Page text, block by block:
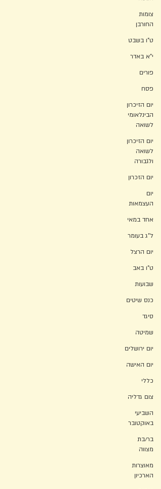
צומות
החורבן
ט"ו בשבט
י"א באדר
פורים
פסח
יום הזיכרון
הבינלאומי
לשואה
יום הזיכרון
לשואה
ולגבורה
יום הזכרון
יום
העצמאות
אחד במאי
ל"ג בעומר
יום הרצל
ט"ו באב
שבועות
כנס שיטים
סיגד
שמיטה
יום ירושלים
יום האישה
כללי
צום גדליה
השביעי
באוקטובר
בר/בת
מצווה
מאוצרות
הארכיון